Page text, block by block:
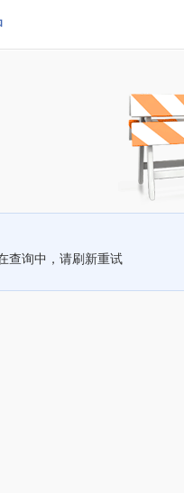
查询中，请刷新重试